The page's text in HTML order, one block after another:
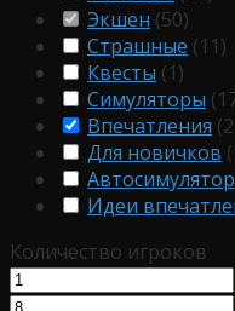
Экшен (50)
Страшные (11)
Квесты (1)
Симуляторы (
Впечатления (
Для новичков (
Автосимулятор
Идеи
Количество игроков